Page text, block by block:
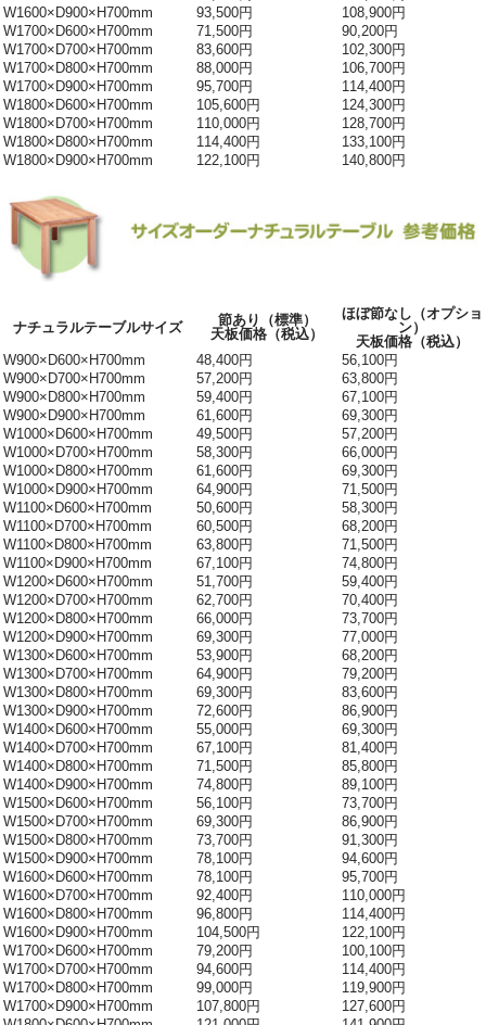
W1600×D900×H700mm
93,500円
108,900円
W1700×D600×H700mm
71,500円
90,200円
W1700×D700×H700mm
83,600円
102,300円
W1700×D800×H700mm
88,000円
106,700円
W1700×D900×H700mm
95,700円
114,400円
W1800×D600×H700mm
105,600円
124,300円
W1800×D700×H700mm
110,000円
128,700円
W1800×D800×H700mm
114,400円
133,100円
W1800×D900×H700mm
122,100円 140,800円
ナチュラルテーブルサイズ
節あり（標準）
天板価格（税込）
ほぼ節なし（オプショ
ン）
天板価格（税込）
W900×D600×H700mm
48,400円
56,100円
W900×D700×H700mm
57,200円
63,800円
W900×D800×H700mm
59,400円
67,100円
W900×D900×H700mm
61,600円
69,300円
W1000×D600×H700mm
49,500円
57,200円
W1000×D700×H700mm
58,300円
66,000円
W1000×D800×H700mm
61,600円
69,300円
W1000×D900×H700mm
64,900円
71,500円
W1100×D600×H700mm
50,600円
58,300円
W1100×D700×H700mm
60,500円
68,200円
W1100×D800×H700mm
63,800円
71,500円
W1100×D900×H700mm
67,100円
74,800円
W1200×D600×H700mm
51,700円
59,400円
W1200×D700×H700mm
62,700円
70,400円
W1200×D800×H700mm
66,000円
73,700円
W1200×D900×H700mm
69,300円
77,000円
W1300×D600×H700mm
53,900円
68,200円
W1300×D700×H700mm
64,900円
79,200円
W1300×D800×H700mm
69,300円
83,600円
W1300×D900×H700mm
72,600円
86,900円
W1400×D600×H700mm
55,000円
69,300円
W1400×D700×H700mm
67,100円
81,400円
W1400×D800×H700mm
71,500円
85,800円
W1400×D900×H700mm
74,800円
89,100円
W1500×D600×H700mm
56,100円
73,700円
W1500×D700×H700mm
69,300円
86,900円
W1500×D800×H700mm
73,700円
91,300円
W1500×D900×H700mm
78,100円
94,600円
W1600×D600×H700mm
78,100円
95,700円
W1600×D700×H700mm
92,400円
110,000円
W1600×D800×H700mm
96,800円
114,400円
W1600×D900×H700mm
104,500円
122,100円
W1700×D600×H700mm
79,200円
100,100円
W1700×D700×H700mm
94,600円
114,400円
W1700×D800×H700mm
99,000円
119,900円
W1700×D900×H700mm
107,800円
127,600円